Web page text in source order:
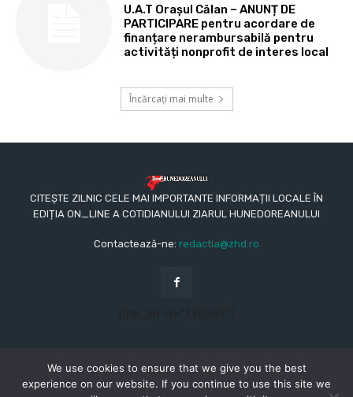
U.A.T Orașul Călan – ANUNȚ DE
PARTICIPARE pentru acordare de
finanțare nerambursabilă pentru
activități nonprofit de interes local
Încărcați mai multe
CITEȘTE ZILNIC CELE MAI IMPORTANTE INFORMAȚII LOCALE ÎN
EDIȚIA ON_LINE A COTIDIANULUI ZIARUL HUNEDOREANULUI
Contactează-ne: redactia@zhd.ro
We use cookies to ensure that we give you the best
experience on our website. If you continue to use this site we